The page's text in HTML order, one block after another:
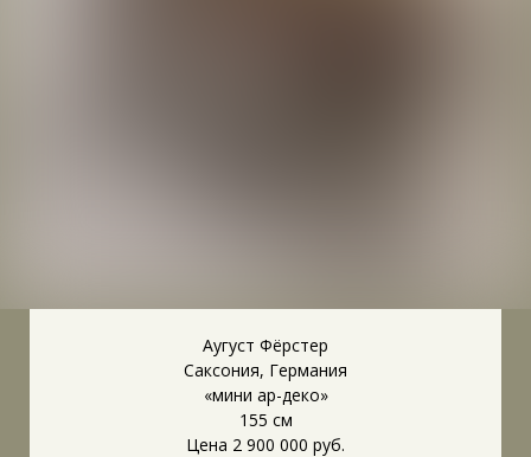
Аугуст Фёрстер
Саксония, Германия
«мини ар-деко»
155 см
Цена 2 900 000 руб.